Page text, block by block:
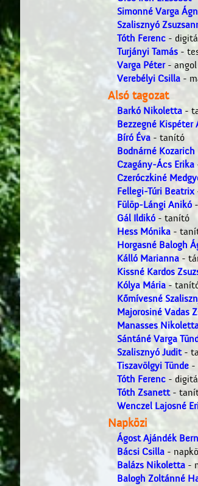
Simonné Varga
Szalisznyó
Tóth Ferenc-
Turjányi Tamás-
Varga Péter- angol
Verebélyi Csilla-
Alsó tagozat
Barkó Nikoletta-
Bezzegné Kispéter
Bíró Éva- tanító
Bodnárné Kozarich
Czagány-Ács Erika
Czeróczkiné
Fellegi-Túri Beatrix
Fülöp-Lángi Anikó-
Gál Ildikó- tanító
Hess Mónika-
Horgasné Balogh
Kálló Marianna-
Kissné Kardos
Kólya Mária-
Kőmívesné
Majorosiné Vadas
Manasses
Sántáné Varga
Szalisznyó Judit-
Tiszavölgyi Tünde-
Tóth Ferenc-
Tóth Zsanett-
Wenczel Lajosné
Napközi
Ágost Ajándék
Bácsi Csilla-
Balázs Nikoletta-
Balogh Zoltánné